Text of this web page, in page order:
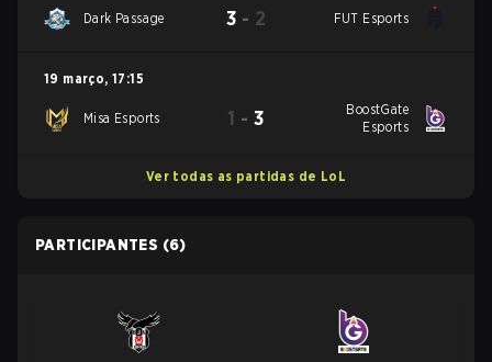
Dark Passage 3 - 2 FUT Esports
19 março, 17:15
Misa Esports 1 - 3
BoostGate
Esports
Ver todas as partidas de LoL
PARTICIPANTES (6)